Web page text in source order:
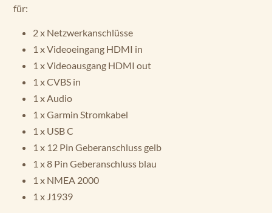
für:
2 x Netzwerkanschlüsse
1 x Videoeingang HDMI in
1 x Videoausgang HDMI out
1 x CVBS in
1 x Audio
1 x Garmin Stromkabel
1 x USB C
1 x 12 Pin Geberanschluss gelb
1 x 8 Pin Geberanschluss blau
1 x NMEA 2000
1 x J1939